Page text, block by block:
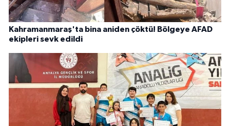
Kahramanmaraş'ta bina aniden çöktü! Bölgeye AFAD
ekipleri sevk edildi